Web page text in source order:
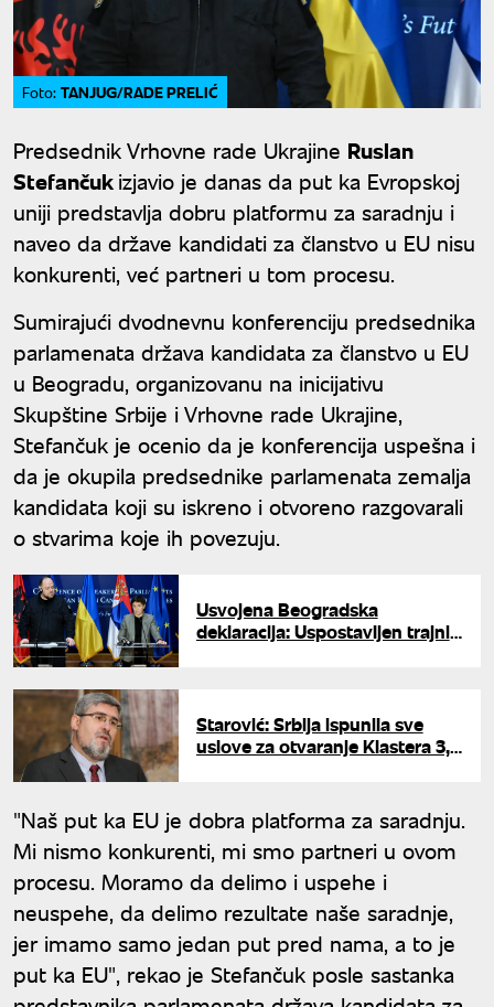
Foto: TANJUG/RADE PRELIĆ
Predsednik Vrhovne rade Ukrajine Ruslan
Stefančukizjavio je danas da put ka Evropskoj
uniji predstavlja dobru platformu za saradnju i
naveo da države kandidati za članstvo u EU nisu
konkurenti, već partneri u tom procesu.
Sumirajući dvodnevnu konferenciju predsednika
parlamenata država kandidata za članstvo u EU
u Beogradu, organizovanu na inicijativu
Skupštine Srbije i Vrhovne rade Ukrajine,
Stefančuk je ocenio da je konferencija uspešna i
da je okupila predsednike parlamenata zemalja
kandidata koji su iskreno i otvoreno razgovarali
o stvarima koje ih povezuju.
Usvojena Beogradska
deklaracija: Uspostavljen trajni
Starović: Srbija ispunila sve
uslove za otvaranje Klastera 3,
"Naš put ka EU je dobra platforma za saradnju.
Mi nismo konkurenti, mi smo partneri u ovom
procesu. Moramo da delimo i uspehe i
neuspehe, da delimo rezultate naše saradnje,
jer imamo samo jedan put pred nama, a to je
put ka EU", rekao je Stefančuk posle sastanka